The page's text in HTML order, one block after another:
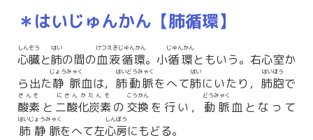
＊はいじゅんかん【肺循環】
心臓
しんぞう
と肺
はい
の間の血液循環
けつえきじゅんかん
。小循環
じゅんかん
ともいう。右心室か
ら出た静脈
じょうみゃく
血は， 肺動脈
はいどうみゃく
をへて肺
はい
にいたり， 肺胞
はいほう
で
酸素
さんそ
と 二酸化炭素
にさんかたんそ
の 交換
こうかん
を行い， 動脈
どうみゃく
血となって
肺静脈
はいじょうみゃく
をへて左心房
しんぼう
にもどる。